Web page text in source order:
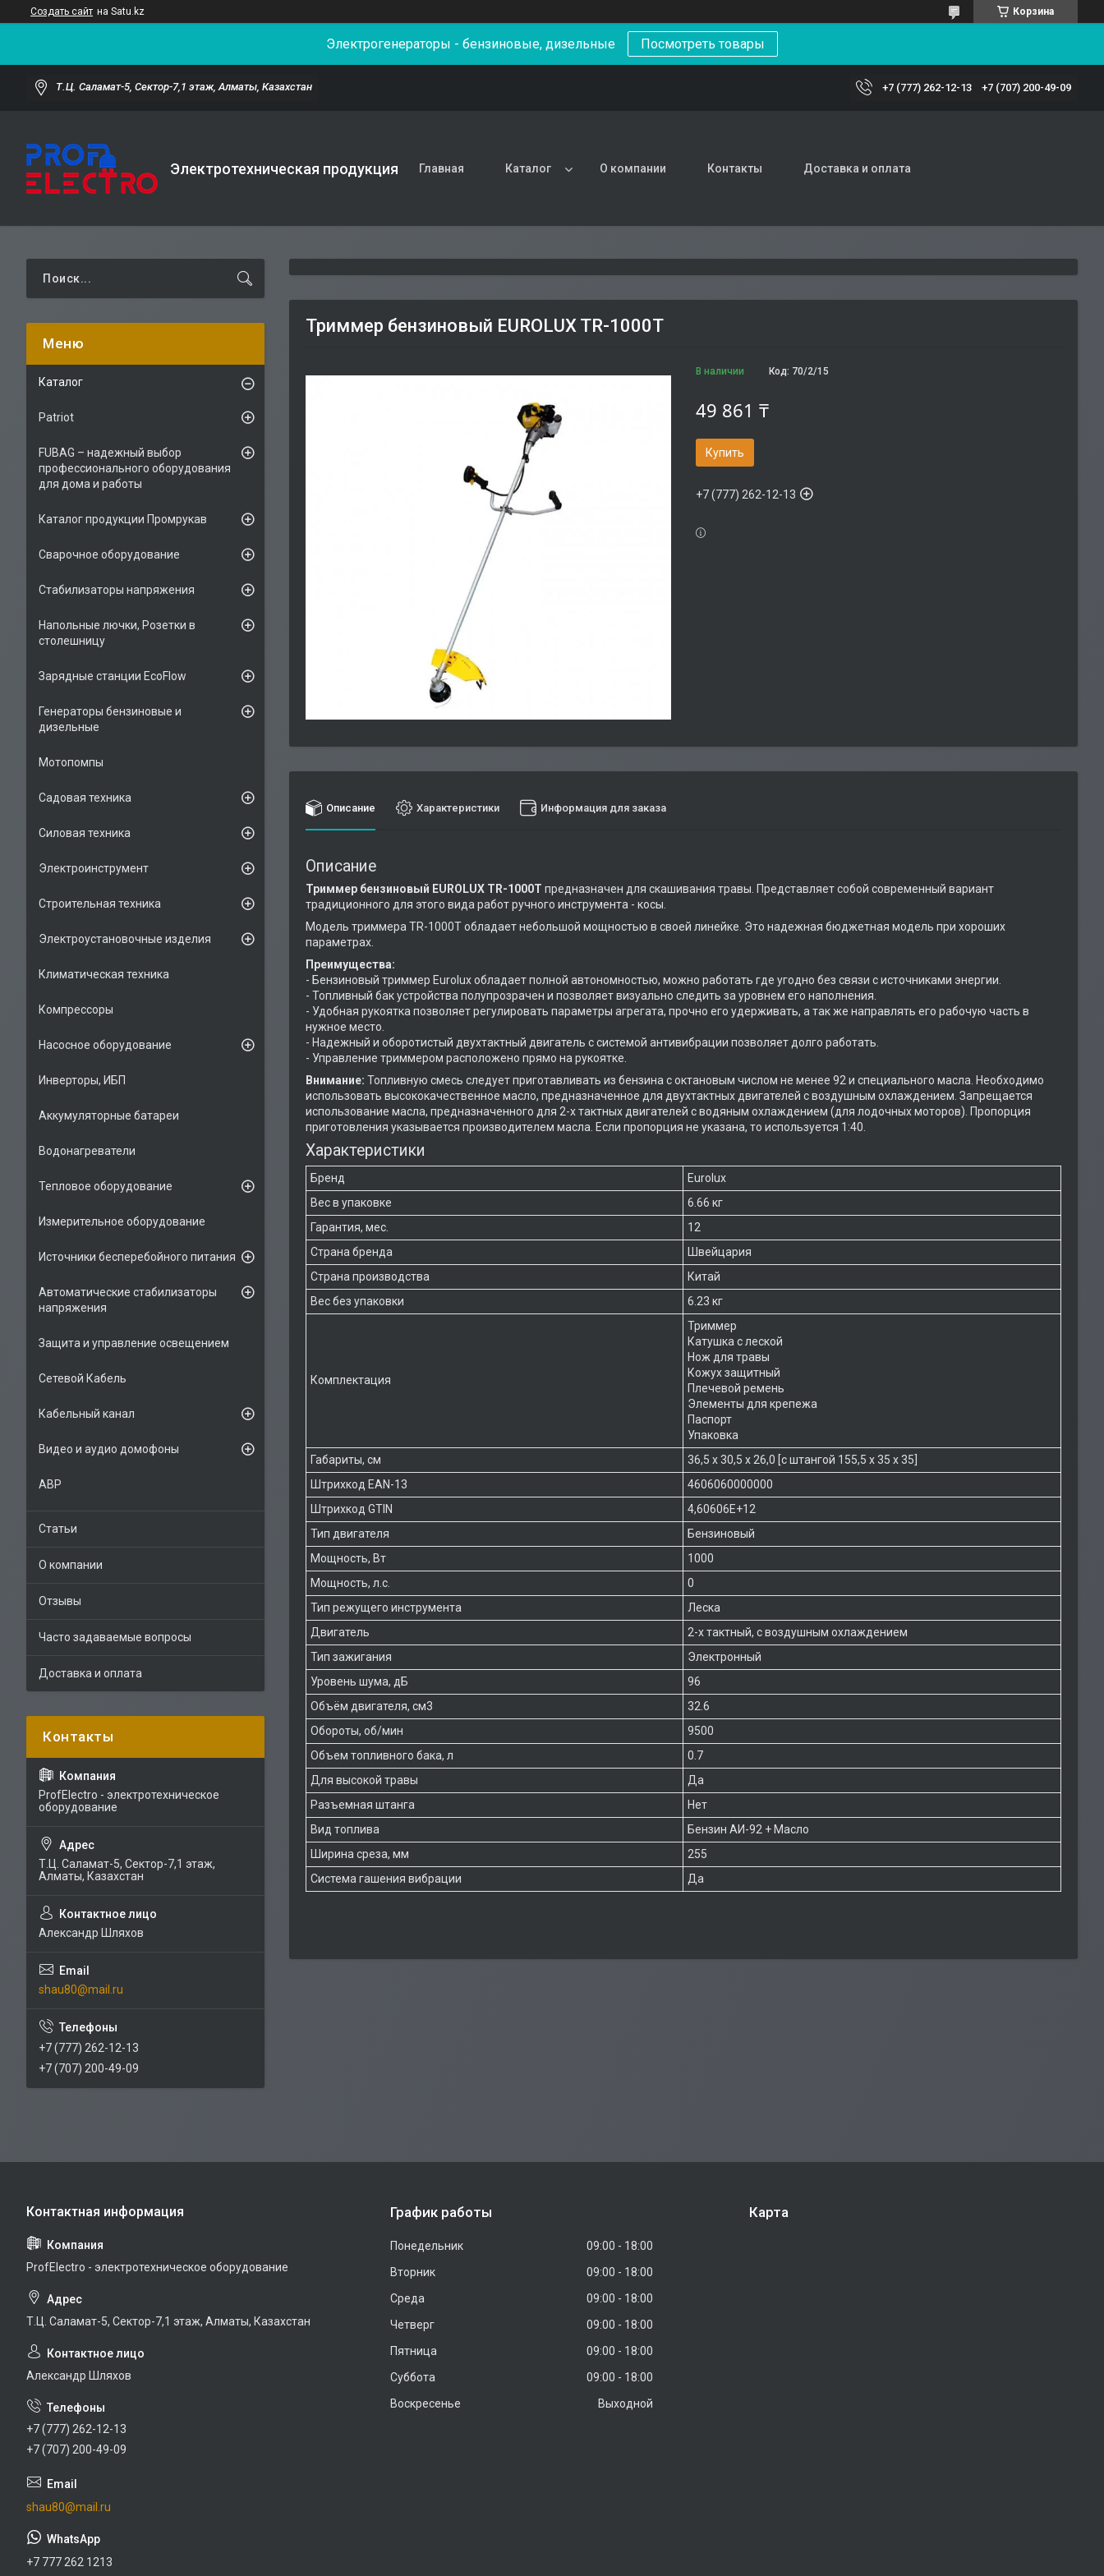
Создать сайт на Satu.kz Корзина
Электрогенераторы - бензиновые, дизельные Посмотреть товары
Т.Ц. Саламат-5, Cектор-7,1 этаж, Алматы, Казахстан +7 (777) 262-12-13 +7 (707) 200-49-09
Электротехническая продукция Главная Каталог О компании Контакты Доставка и оплата
Триммер бензиновый EUROLUX TR-1000T
В наличии Код: 70/2/15
49 861 ₸
Купить
+7 (777) 262-12-13
Описание Характеристики Информация для заказа
Описание
Триммер бензиновый EUROLUX TR-1000T предназначен для скашивания травы. Представляет собой современный вариант
традиционного для этого вида работ ручного инструмента - косы.
Модель триммера TR-1000T обладает небольшой мощностью в своей линейке. Это надежная бюджетная модель при хороших
параметрах.
Преимущества:
- Бензиновый триммер Eurolux обладает полной автономностью, можно работать где угодно без связи с источниками энергии.
- Топливный бак устройства полупрозрачен и позволяет визуально следить за уровнем его наполнения.
- Удобная рукоятка позволяет регулировать параметры агрегата, прочно его удерживать, а так же направлять его рабочую часть в
нужное место.
- Надежный и оборотистый двухтактный двигатель с системой антивибрации позволяет долго работать.
- Управление триммером расположено прямо на рукоятке.
Внимание: Топливную смесь следует приготавливать из бензина с октановым числом не менее 92 и специального масла. Необходимо
использовать высококачественное масло, предназначенное для двухтактных двигателей с воздушным охлаждением. Запрещается
использование масла, предназначенного для 2-х тактных двигателей с водяным охлаждением (для лодочных моторов). Пропорция
приготовления указывается производителем масла. Если пропорция не указана, то используется 1:40.
Характеристики
Бренд
Eurolux
Вес в упаковке
6.66 кг
Гарантия, мес.
12
Страна бренда
Швейцария
Страна производства
Китай
Вес без упаковки
6.23 кг
Комплектация
Триммер
Катушка с леской
Нож для травы
Кожух защитный
Плечевой ремень
Элементы для крепежа
Паспорт
Упаковка
Габариты, см
36,5 х 30,5 х 26,0 [с штангой 155,5 х 35 х 35]
Штрихкод EAN-13
4606060000000
Штрихкод GTIN
4,60606E+12
Тип двигателя
Бензиновый
Мощность, Вт
1000
Мощность, л.с.
0
Тип режущего инструмента
Леска
Двигатель
2-х тактный, с воздушным охлаждением
Тип зажигания
Электронный
Уровень шума, дБ
96
Объём двигателя, см3
32.6
Обороты, об/мин
9500
Объем топливного бака, л
0.7
Для высокой травы
Да
Разъемная штанга
Нет
Вид топлива
Бензин АИ-92 + Масло
Ширина среза, мм
255
Система гашения вибрации
Да
Каталог
Patriot
FUBAG – надежный выбор
профессионального оборудования
для дома и работы
Каталог продукции Промрукав
Сварочное оборудование
Стабилизаторы напряжения
Напольные лючки, Розетки в
столешницу
Зарядные станции EcoFlow
Генераторы бензиновые и
дизельные
Мотопомпы
Садовая техника
Силовая техника
Электроинструмент
Строительная техника
Электроустановочные изделия
Климатическая техника
Компрессоры
Насосное оборудование
Инверторы, ИБП
Аккумуляторные батареи
Водонагреватели
Тепловое оборудование
Измерительное оборудование
Источники бесперебойного питания
Автоматические стабилизаторы
напряжения
Защита и управление освещением
Сетевой Кабель
Кабельный канал
Видео и аудио домофоны
АВР
Статьи
О компании
Отзывы
Часто задаваемые вопросы
Доставка и оплата
ProfElectro - электротехническое
оборудование
Т.Ц. Саламат-5, Cектор-7,1 этаж,
Алматы, Казахстан
Александр Шляхов
shau80@mail.ru
+7 (777) 262-12-13
+7 (707) 200-49-09
ProfElectro - электротехническое оборудование
Т.Ц. Саламат-5, Cектор-7,1 этаж, Алматы, Казахстан
Александр Шляхов
+7 (777) 262-12-13
+7 (707) 200-49-09
shau80@mail.ru
+7 777 262 1213
График работы
Понедельник 09:00
18:00
Вторник
09:00
18:00
Среда
09:00
18:00
Четверг
09:00
18:00
Пятница
09:00
18:00
Суббота
09:00
18:00
Воскресенье
Выходной
Карта